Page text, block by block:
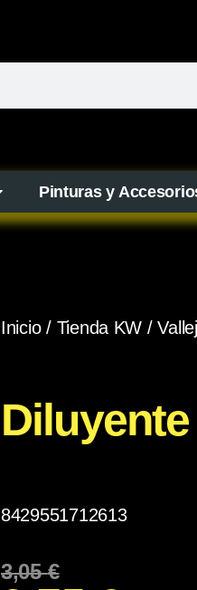
Pinturas y
Inicio/ Tienda KW /
8429551712613
3,05€